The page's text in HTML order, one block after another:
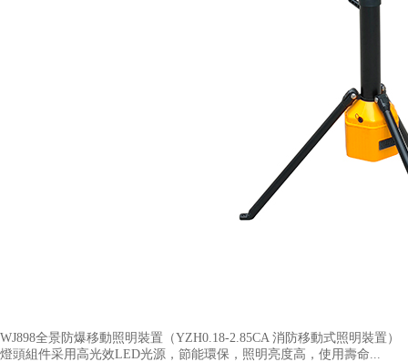
WJ898全景防爆移動照明裝置（YZH0.18-2.85CA 消防移動式照明裝置）
燈頭組件采用高光效LED光源，節能環保，照明亮度高，使用壽命...